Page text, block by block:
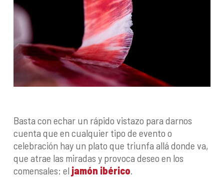
Basta con echar un rápido vistazo para darnos
cuenta que en cualquier tipo de evento o
celebración hay un plato que triunfa allá donde va,
que atrae las miradas y provoca deseo en los
comensales: el jamón ibérico.